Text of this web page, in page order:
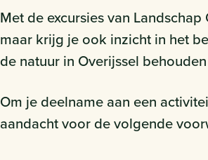
Met de excursies van
maar krijg je ook inzicht in het
de natuur in Overijssel
Om je deelname aan een
aandacht voor de volgende